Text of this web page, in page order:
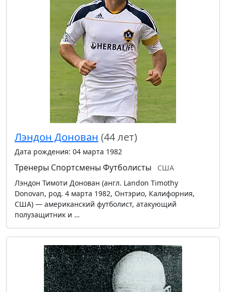
Лэндон Донован (44 лет)
Дата рождения: 04 марта 1982
Тренеры Спортсмены Футболисты
США
Лэндон Тимоти Донован (англ. Landon Timothy
Donovan, род. 4 марта 1982, Онтэрио, Калифорния,
США) — американский футболист, атакующий
полузащитник и …